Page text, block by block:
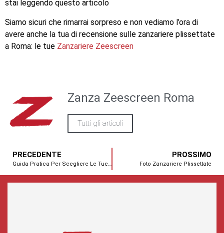
stai leggendo questo articolo
Siamo sicuri che rimarrai sorpreso e non vediamo l’ora di
avere anche la tua di recensione sulle zanzariere plissettate
a Roma: le tue Zanzariere Zeescreen
Zanza Zeescreen Roma
Tutti gli articoli
PRECEDENTE
Guida Pratica Per Scegliere Le Tue Zanzariere Per Porta Finestra
PROSSIMO
Foto Zanzariere Plissettate